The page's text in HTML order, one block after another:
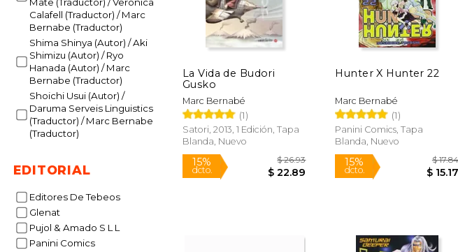
Calafell (Traductor) / Marc
Bernabe (Traductor)
Shima Shinya (Autor) / Aki
Shimizu (Autor) / Ryo
Hanada (Autor) / Marc
Bernabe (Traductor)
Shoichi Usui (Autor) /
Daruma Serveis Linguistics
(Traductor) / Marc Bernabe
(Traductor)
EDITORIAL
Editores De Tebeos
Glenat
Pujol & Amado S L L
Panini Comics
La Vida de Budori
Gusko
Marc Bernabé
(1)
Satori, 2013, 1 Edición, Tapa
Blanda, Nuevo
Hunter X Hunter 22
Marc Bernabé
(1)
Panini Comics, Tapa
Blanda, Nuevo